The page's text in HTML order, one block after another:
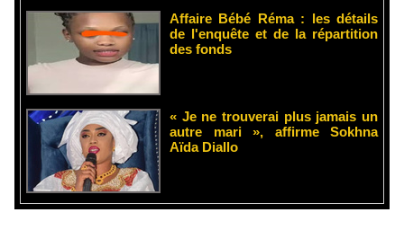
Affaire Bébé Réma : les détails
de l'enquête et de la répartition
des fonds
« Je ne trouverai plus jamais un
autre mari », affirme Sokhna
Aïda Diallo